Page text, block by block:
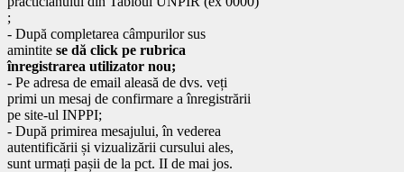
;
- După completarea câmpurilor sus
amintite se dă click pe rubrica
înregistrarea utilizator nou;
- Pe adresa de email aleasă de dvs. veți
primi un mesaj de confirmare a înregistrării
pe site-ul INPPI;
- După primirea mesajului, în vederea
autentificării și vizualizării cursului ales,
sunt urmați pașii de la pct. II de mai jos.